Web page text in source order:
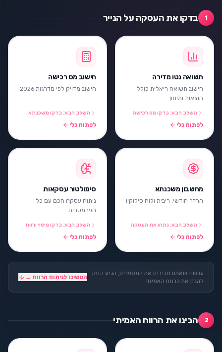
1 בדקו את העסקה על הנייר
תשואה נטו מדירה
חישוב תשואה ריאלית כולל
הוצאות ומימון
השלב הבא: בדקו מס רכישה
לפתוח כלי
חישוב מס רכישה
חישוב מדויק לפי מדרגות 2026
השלב הבא: בדקו משכנתא
לפתוח כלי
מחשבון משכנתא
החזר חודשי, ריבית ולוח סילוקין
השלב הבא: נתחו את העסקה
לפתוח כלי
סימולטור עסקאות
ניתוח עסקה חכם עם כל
הפרמטרים
השלב הבא: בדקו מיסוי ורווח
לפתוח כלי
עכשיו שאתם מכירים את המספרים, הגיע הזמן
להבין את הרווח האמיתי
המשיכו לניתוח הרווח →
2 הבינו את הרווח האמיתי